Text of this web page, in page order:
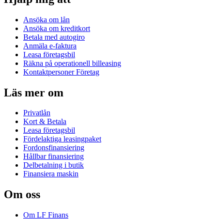
Ansöka om lån
Ansöka om kreditkort
Betala med autogiro
Anmäla e-faktura
Leasa företagsbil
Räkna på operationell billeasing
Kontaktpersoner Företag
Läs mer om
Privatlån
Kort & Betala
Leasa företagsbil
Fördelaktiga leasingpaket
Fordonsfinansiering
Hållbar finansiering
Delbetalning i butik
Finansiera maskin
Om oss
Om LF Finans